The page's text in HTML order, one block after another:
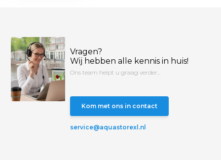
Vragen?
Wij hebben alle kennis in huis!
Ons team helpt u graag verder...
Kom met ons in contact
service@aquastorexl.nl